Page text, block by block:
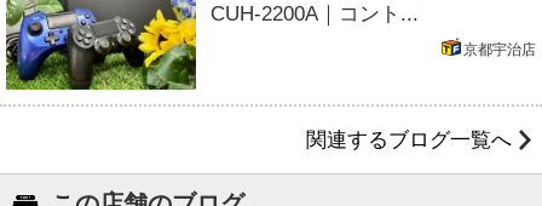
CUH-2200A｜コント...
京都宇治店
関連するブログ一覧へ